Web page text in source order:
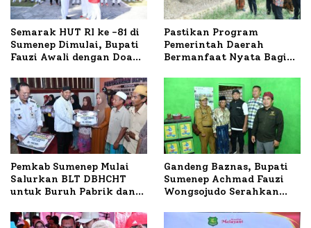
Semarak HUT RI ke -81 di
Sumenep Dimulai, Bupati
Fauzi Awali dengan Doa
Terbakar
Pastikan Program
Pemerintah Daerah
Bermanfaat Nyata Bagi
Sumenep Tinjau Langsung
Budidaya Lele dan Ayam
Petelur di Desa Bataal
Timur
Pemkab Sumenep Mulai
Salurkan BLT DBHCHT
untuk Buruh Pabrik dan
Gandeng Baznas, Bupati
Sumenep Achmad Fauzi
Wongsojudo Serahkan
Dua Kecamatan